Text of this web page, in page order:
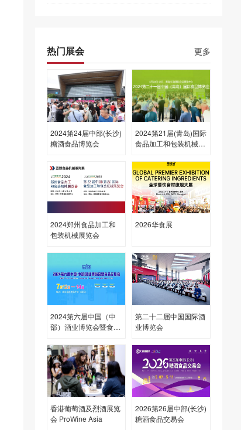
热门展会 更多
2024第24届中部(长沙)
糖酒食品博览会
2024第21届(青岛)国际
食品加工和包装机械展
2024郑州食品加工和
包装机械展览会
2026华食展
2024第六届中国（中
部）酒业博览会暨食品
第二十二届中国国际酒
业博览会
香港葡萄酒及烈酒展览
会 ProWine Asia
2026第26届中部(长沙)
糖酒食品交易会